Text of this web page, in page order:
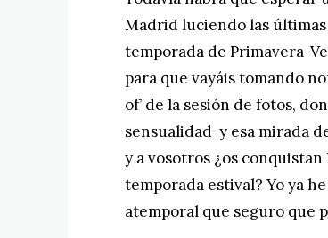
Madrid luciendo las
temporada de Primavera-
para que vayáis tomando
of’ de la sesión de fotos,
sensualidad y esa mirada
y a vosotros ¿os
temporada estival? Yo ya
atemporal que seguro que